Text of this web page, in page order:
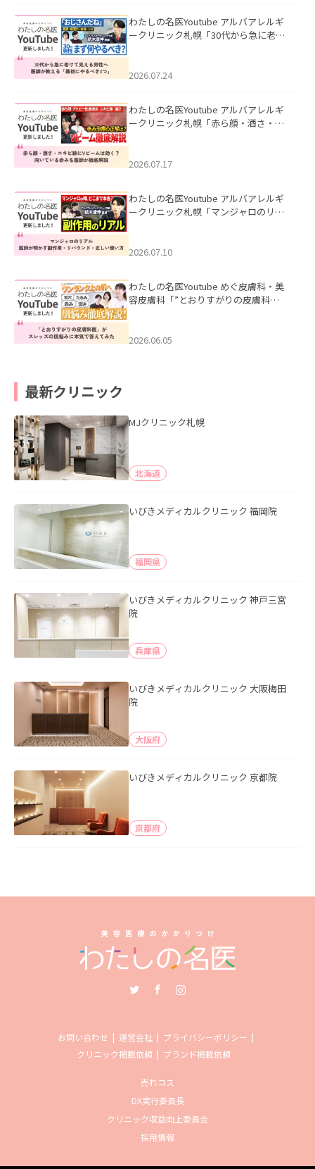
わたしの名医Youtube アルバアレルギ
ークリニック札幌「30代から急に老け
た。
2026.07.24
わたしの名医Youtube アルバアレルギ
ークリニック札幌「赤ら顔・酒さ・ニ
した。
2026.07.17
わたしの名医Youtube アルバアレルギ
ークリニック札幌「マンジャロのリア
た。
2026.07.10
わたしの名医Youtube めぐ皮膚科・美
容皮膚科「”とおりすがりの皮膚科
2026.06.05
最新クリニック
MJクリニック札幌
北海道
いびきメディカルクリニック 福岡院
福岡県
いびきメディカルクリニック 神戸三宮
院
兵庫県
いびきメディカルクリニック 大阪梅田
院
大阪府
いびきメディカルクリニック 京都院
京都府
お問い合わせ 運営会社
プライバシーポリシー
クリニック掲載依頼
ブランド掲載依頼
売れコス
DX実行委員長
クリニック収益向上委員会
採用情報